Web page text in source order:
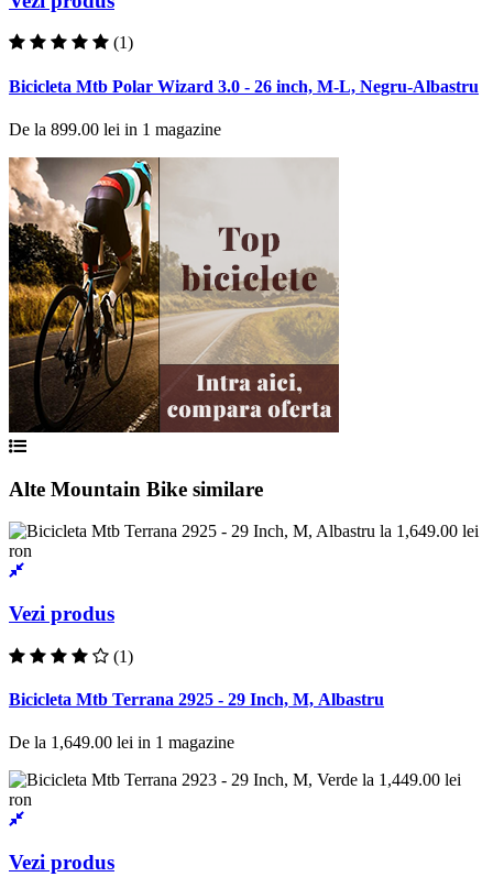
(1)
Bicicleta Mtb Polar Wizard 3.0 - 26 inch, M-L, Negru-Albastru
De la 899.00 lei in 1 magazine
Alte Mountain Bike similare
Vezi produs
(1)
Bicicleta Mtb Terrana 2925 - 29 Inch, M, Albastru
De la 1,649.00 lei in 1 magazine
Vezi produs